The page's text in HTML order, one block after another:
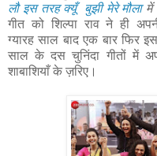
लौ इस तरह क्यूँ बुझी मेरे मौलामें
गीत को शिल्पा राव ने ही
ग्यारह साल बाद एक बार फिर
साल के दस चुनिंदा गीतों में
शाबाशियाँ के ज़रिए।